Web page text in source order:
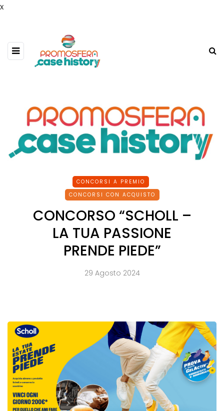
x
CONCORSI A PREMIO
CONCORSI CON ACQUISTO
CONCORSO “SCHOLL –
LA TUA PASSIONE
PRENDE PIEDE”
29 Agosto 2024